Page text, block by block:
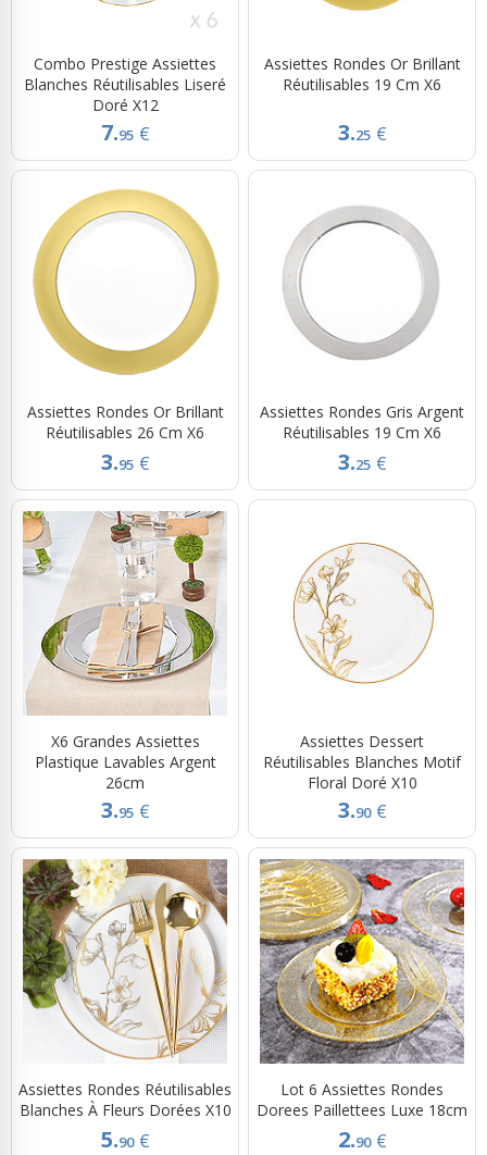
Combo Prestige Assiettes
Blanches Réutilisables Liseré
Doré X12
7.95 €
Assiettes Rondes Or Brillant
Réutilisables 19 Cm X6
3.25 €
Assiettes Rondes Or Brillant
Réutilisables 26 Cm X6
3.95 €
Assiettes Rondes Gris Argent
Réutilisables 19 Cm X6
3.25 €
X6 Grandes Assiettes
Plastique Lavables Argent
26cm
3.95 €
Assiettes Dessert
Réutilisables Blanches Motif
Floral Doré X10
3.90 €
Assiettes Rondes Réutilisables
Blanches À Fleurs Dorées X10
5.90 €
Lot 6 Assiettes Rondes
Dorees Paillettees Luxe 18cm
2.90 €